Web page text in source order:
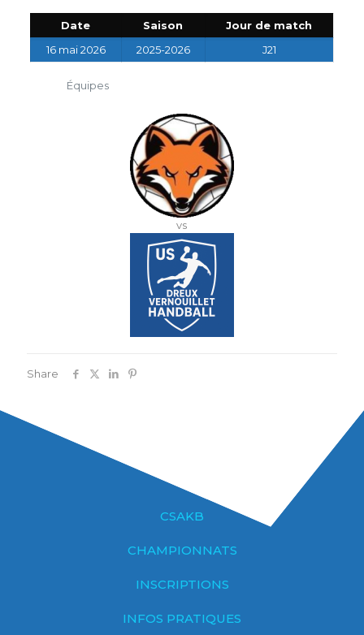
Date Saison
Jour de match
16 mai 2026
2025-2026 J21
Équipes
vs
Share
CSAKB
CHAMPIONNATS
INSCRIPTIONS
INFOS PRATIQUES